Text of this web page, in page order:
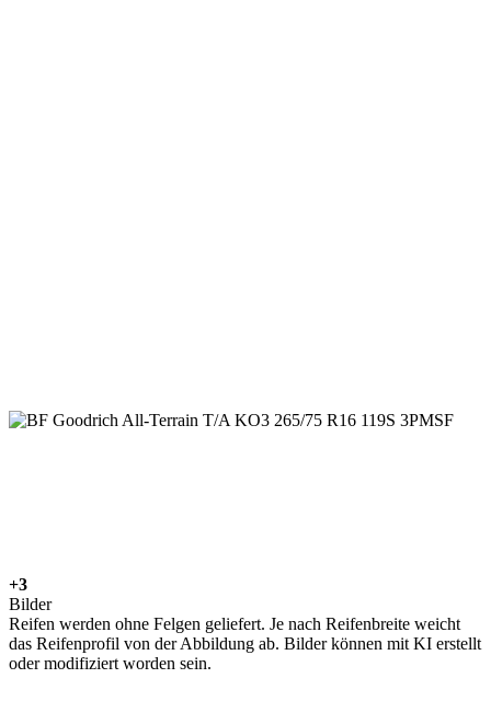
+3
Bilder
Reifen werden ohne Felgen geliefert. Je nach Reifenbreite weicht
das Reifenprofil von der Abbildung ab. Bilder können mit KI erstellt
oder modifiziert worden sein.